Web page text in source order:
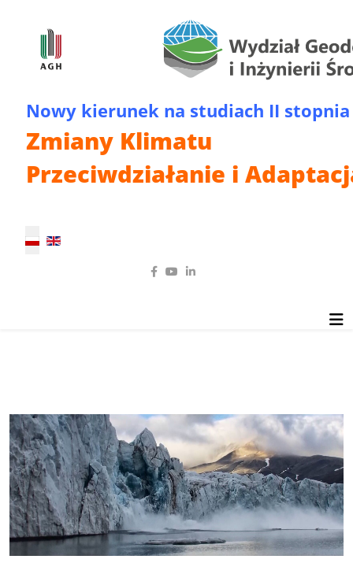
Nowy kierunek na studiach II stopnia
Zmiany Klimatu
Przeciwdziałanie i
Wybierz swój język